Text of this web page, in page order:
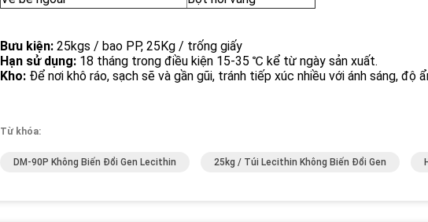
Bưu kiện: 25kgs / bao PP, 25Kg / trống giấy
Hạn sử dụng: 18 tháng trong điều kiện 15-35 ℃ kể từ ngày sản xuất.
Kho: Để nơi khô ráo, sạch sẽ và gần gũi, tránh tiếp xúc nhiều với ánh sáng, độ
Từ khóa:
DM-90P Không Biến Đổi Gen Lecithin 25kg / Túi Lecithin Không Biến Đổi Gen